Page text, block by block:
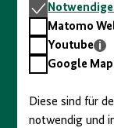
Notwendige
Cookies
Matomo
Webstatistik
Matomo
Youtube
Youtube
GoogleGoogle
Diese sind für
notwendig und